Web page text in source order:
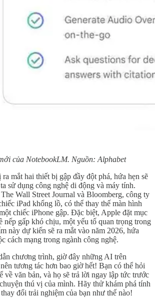
của NotebookLM. Nguồn: Alphabet
mắt hai thiết bị gập đầy đột phá, hứa hẹn sẽ
sử dụng công nghệ di động và máy tính.
Wall Street Journal và Bloomberg, công ty
iPad khổng lồ, có thể thay thế màn hình
chiếc iPhone gập. Đặc biệt, Apple đặt mục
nếp gấp khó chịu, một yếu tố quan trọng trong
này dự kiến sẽ ra mắt vào năm 2026, hứa
cách mạng trong ngành công nghệ.
chương trình, giờ đây những AI trên
tương tác hơn bao giờ hết! Bạn có thể hỏi
về văn bản, và họ sẽ trả lời ngay lập tức trước
thú vị của mình. Hãy thử khám phá tính
đổi trải nghiệm của bạn như thế nào!